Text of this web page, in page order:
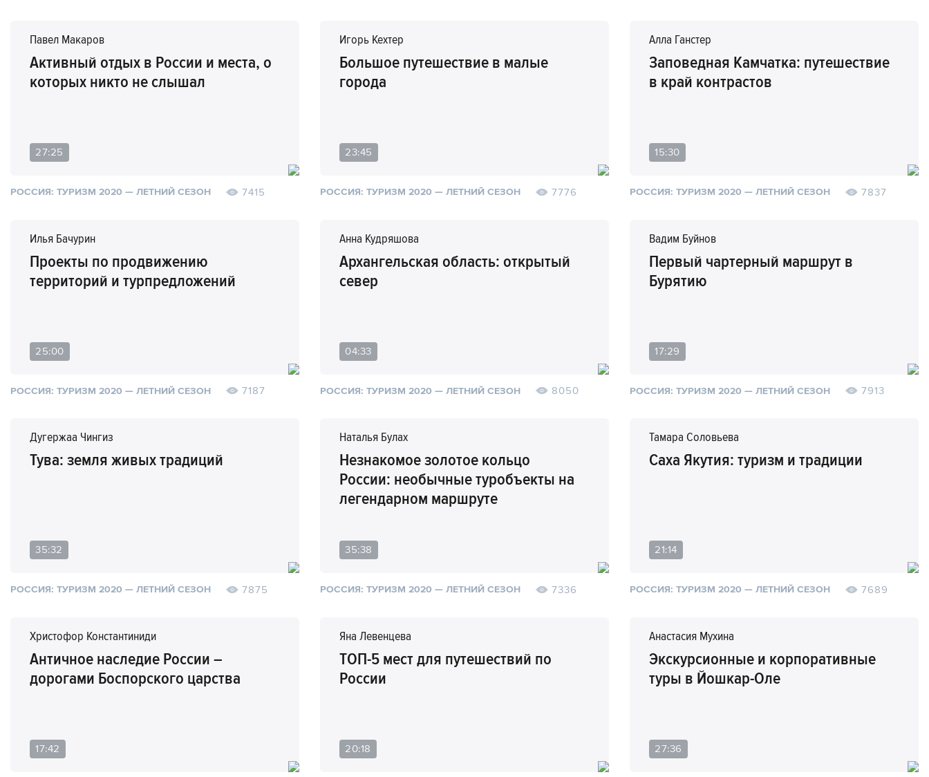
Павел Макаров
Активный отдых в России и места, о
которых никто не слышал
27:25
РОССИЯ: ТУРИЗМ 2020 — ЛЕТНИЙ СЕЗОН 7415
Игорь Кехтер
Большое путешествие в малые
города
23:45
РОССИЯ: ТУРИЗМ 2020 — ЛЕТНИЙ СЕЗОН 7776
Алла Ганстер
Заповедная Камчатка: путешествие
в край контрастов
15:30
РОССИЯ: ТУРИЗМ 2020 — ЛЕТНИЙ СЕЗОН 7837
Илья Бачурин
Проекты по продвижению
территорий и турпредложений
25:00
РОССИЯ: ТУРИЗМ 2020 — ЛЕТНИЙ СЕЗОН 7187
Анна Кудряшова
Архангельская область: открытый
север
04:33
РОССИЯ: ТУРИЗМ 2020 — ЛЕТНИЙ СЕЗОН 8050
Вадим Буйнов
Первый чартерный маршрут в
Бурятию
17:29
РОССИЯ: ТУРИЗМ 2020 — ЛЕТНИЙ СЕЗОН 7913
Дугержаа Чингиз
Тува: земля живых традиций
35:32
РОССИЯ: ТУРИЗМ 2020 — ЛЕТНИЙ СЕЗОН 7875
Наталья Булах
Незнакомое золотое кольцо
России: необычные туробъекты на
легендарном маршруте
35:38
РОССИЯ: ТУРИЗМ 2020 — ЛЕТНИЙ СЕЗОН 7336
Тамара Соловьева
Саха Якутия: туризм и традиции
21:14
РОССИЯ: ТУРИЗМ 2020 — ЛЕТНИЙ СЕЗОН 7689
Христофор Константиниди
Античное наследие России –
дорогами Боспорского царства
17:42
Яна Левенцева
ТОП-5 мест для путешествий по
России
20:18
Анастасия Мухина
Экскурсионные и корпоративные
туры в Йошкар-Оле
27:36